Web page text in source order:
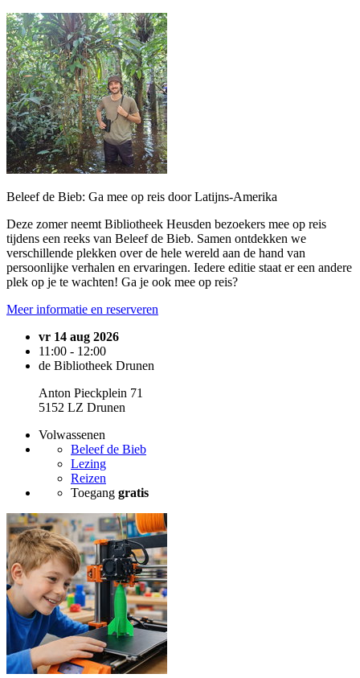
Beleef de Bieb: Ga mee op reis door Latijns-Amerika
Deze zomer neemt Bibliotheek Heusden bezoekers mee op reis
tijdens een reeks van Beleef de Bieb. Samen ontdekken we
verschillende plekken over de hele wereld aan de hand van
persoonlijke verhalen en ervaringen. Iedere editie staat er een andere
plek op je te wachten! Ga je ook mee op reis?
Meer informatie en reserveren
vr 14 aug 2026
11:00 - 12:00
de Bibliotheek Drunen
Anton Pieckplein 71
5152 LZ Drunen
Volwassenen
Beleef de Bieb
Lezing
Reizen
Toegang gratis